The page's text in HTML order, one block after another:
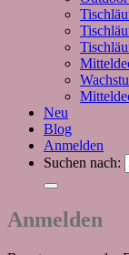
Neu
Blog
Anmelden
Suchen nach:
Anmelden